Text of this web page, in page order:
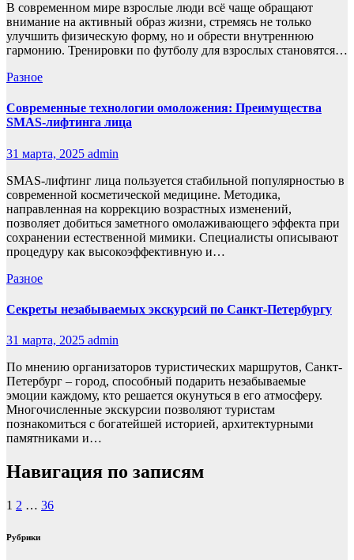
В современном мире взрослые люди всё чаще обращают
внимание на активный образ жизни, стремясь не только
улучшить физическую форму, но и обрести внутреннюю
гармонию. Тренировки по футболу для взрослых становятся…
Разное
Современные технологии омоложения: Преимущества
SMAS-лифтинга лица
31 марта, 2025 admin
SMAS-лифтинг лица пользуется стабильной популярностью в
современной косметической медицине. Методика,
направленная на коррекцию возрастных изменений,
позволяет добиться заметного омолаживающего эффекта при
сохранении естественной мимики. Специалисты описывают
процедуру как высокоэффективную и…
Разное
Секреты незабываемых экскурсий по Санкт-Петербургу
31 марта, 2025 admin
По мнению организаторов туристических маршрутов, Санкт-
Петербург – город, способный подарить незабываемые
эмоции каждому, кто решается окунуться в его атмосферу.
Многочисленные экскурсии позволяют туристам
познакомиться с богатейшей историей, архитектурными
памятниками и…
Навигация по записям
1 2 … 36
Рубрики